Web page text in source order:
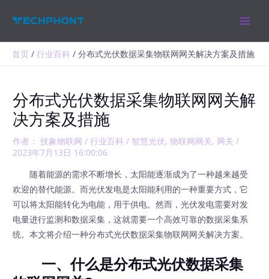
首页 行业百科 分布式光伏数据采集物联网网关解决方案及措施
分布式光伏数据采集物联网网关解
决方案及措施
作者： 技象物联网/行业百科 / 智慧光伏,物联网网关, 网关 /
2023年7月13日 16:00:06
随着能源的需求不断增长，太阳能逐渐成为了一种越来越受
欢迎的替代能源。而光伏发电是太阳能利用的一种重要方式，它
可以将太阳能转化为电能，用于供电。然而，光伏发电需要对发
电量进行监测和数据采集，这就需要一个高效可靠的数据采集系
统。本文将介绍一种分布式光伏数据采集物联网网关解决方案。
一、什么是分布式光伏数据采集